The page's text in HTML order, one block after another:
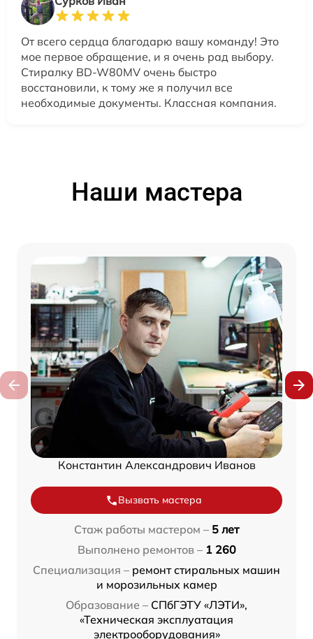
От всего сердца благодарю вашу команду! Это
мое первое обращение, и я очень рад выбору.
Стиралку BD-W80MV очень быстро
восстановили, к тому же я получил все
необходимые документы. Классная компания.
Наши мастера
Константин Александрович Иванов
Вызвать мастера
Стаж работы мастером – 5 лет
Выполнено ремонтов – 1 260
Специализация – ремонт стиральных машин
и морозильных камер
Образование – СПбГЭТУ «ЛЭТИ»,
«Техническая эксплуатация
электрооборудования»